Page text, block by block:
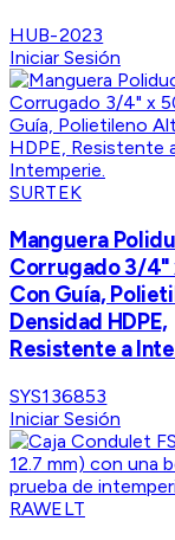
HUB-2023
Iniciar Sesión
SURTEK
Manguera
Corrugado 3/4"
Con Guía,
Densidad HDPE,
Resistente a
SYS136853
Iniciar Sesión
RAWELT